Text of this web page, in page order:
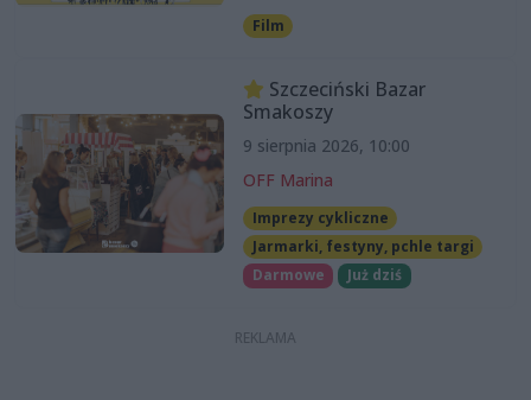
Film
Szczeciński Bazar
Smakoszy
9 sierpnia 2026, 10:00
OFF Marina
Imprezy cykliczne
Jarmarki, festyny, pchle targi
Darmowe
Już dziś